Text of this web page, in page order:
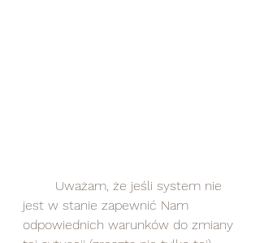
jest w stanie zapewnić Nam
odpowiednich warunków do zmiany